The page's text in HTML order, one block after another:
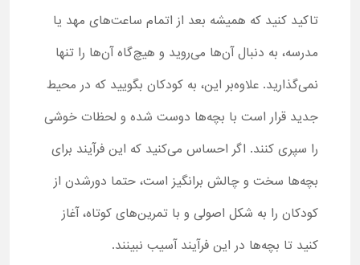
تاکید کنید که همیشه بعد از اتمام ساعت‌های مهد یا
مدرسه، به دنبال آن‌ها می‌روید و هیچ‌گاه آن‌ها را تنها
نمی‌گذارید. علاوه‌بر این، به کودکان بگویید که در محیط
جدید قرار است با بچه‌ها دوست شده و لحظات خوشی
را سپری کنند. اگر احساس می‌کنید که این فرآیند برای
بچه‌ها سخت و چالش برانگیز است، حتما دور‌شدن از
کودکان را به شکل اصولی و با تمرین‌های کوتاه، آغاز
کنید تا بچه‌ها در این فرآیند آسیب نبینند.